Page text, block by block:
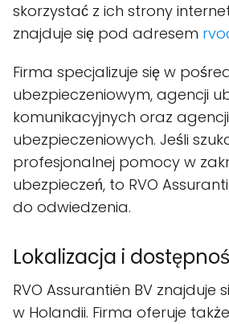
skorzystać z ich strony
znajduje się pod adresem
Firma specjalizuje się w
ubezpieczeniowym, agencji
komunikacyjnych oraz agencji
ubezpieczeniowych. Jeśli
profesjonalnej pomocy w
ubezpieczeń, to RVO
do odwiedzenia.
Lokalizacja i
RVO Assurantiën BV znajduje
w Holandii. Firma oferuje